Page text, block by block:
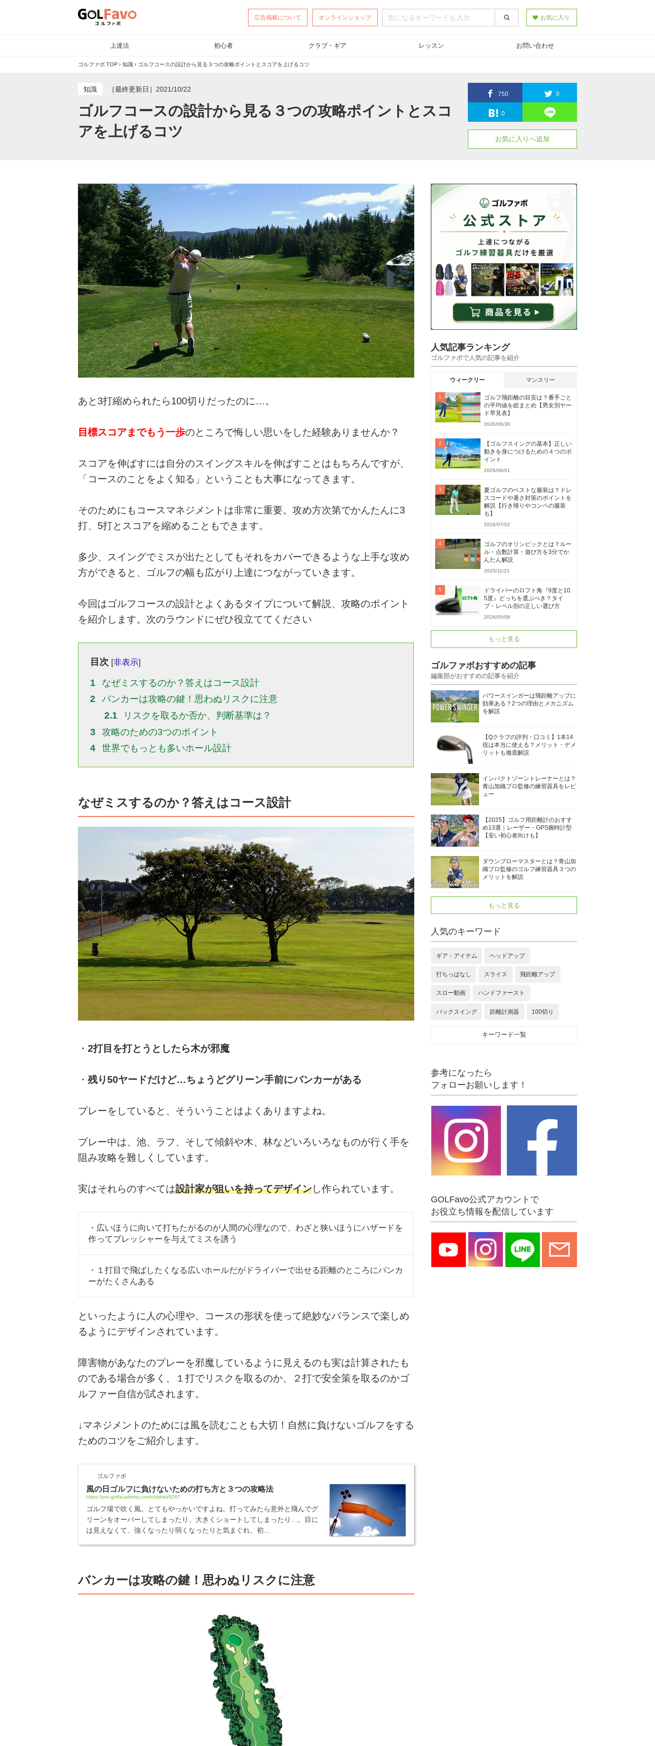
広告掲載について オンラインショップ お気に入り
上達法 初心者 クラブ・ギア レッスン お問い合わせ
ゴルファボ TOP › 知識 › ゴルフコースの設計から見る３つの攻略ポイントとスコアを上げるコツ
知識 ［最終更新日］2021/10/22
ゴルフコースの設計から見る３つの攻略ポイントとスコ
アを上げるコツ
750 0
0
お気に入りへ追加
あと3打縮められたら100切りだったのに…。
目標スコアまでもう一歩のところで悔しい思いをした経験ありませんか？
スコアを伸ばすには自分のスイングスキルを伸ばすことはもちろんですが、
「コースのことをよく知る」ということも大事になってきます。
そのためにもコースマネジメントは非常に重要。攻め方次第でかんたんに3
打、5打とスコアを縮めることもできます。
多少、スイングでミスが出たとしてもそれをカバーできるような上手な攻め
方ができると、ゴルフの幅も広がり上達につながっていきます。
今回はゴルフコースの設計とよくあるタイプについて解説、攻略のポイント
を紹介します。次のラウンドにぜひ役立ててください
目次 [非表示]
1
なぜミスするのか？答えはコース設計
2
バンカーは攻略の鍵！思わぬリスクに注意
2.1
リスクを取るか否か、判断基準は？
3
攻略のための3つのポイント
4
世界でもっとも多いホール設計
なぜミスするのか？答えはコース設計
・ 2打目を打とうとしたら木が邪魔
・ 残り50ヤードだけど…ちょうどグリーン手前にバンカーがある
プレーをしていると、そういうことはよくありますよね。
プレー中は、池、ラフ、そして傾斜や木、林などいろいろなものが行く手を
阻み攻略を難しくしています。
実はそれらのすべては設計家が狙いを持ってデザインし作られています。
・広いほうに向いて打ちたがるのが人間の心理なので、わざと狭いほうにハザードを
作ってプレッシャーを与えてミスを誘う
・１打目で飛ばしたくなる広いホールだがドライバーで出せる距離のところにバンカ
ーがたくさんある
といったように人の心理や、コースの形状を使って絶妙なバランスで楽しめ
るようにデザインされています。
障害物があなたのプレーを邪魔しているように見えるのも実は計算されたも
のである場合が多く、１打でリスクを取るのか、２打で安全策を取るのかゴ
ルファー自信が試されます。
↓マネジメントのためには風を読むことも大切！自然に負けないゴルフをする
ためのコツをご紹介します。
ゴルファボ
風の日ゴルフに負けないための打ち方と３つの攻略法
https://pro-golfacademy.com/chishiki/8267
ゴルフ場で吹く風。とてもやっかいですよね。打ってみたら意外と飛んでグ
リーンをオーバーしてしまったり、大きくショートしてしまったり…。目に
は見えなくて、強くなったり弱くなったりと気まぐれ、初...
バンカーは攻略の鍵！思わぬリスクに注意
人気記事ランキング
ゴルファボで人気の記事を紹介
ウィークリー マンスリー
ゴルフ飛距離の目安は？番手ごと
の平均値を総まとめ【男女別ヤー
ド早見表】
2026/06/30
【ゴルフスイングの基本】正しい
動きを身につけるための４つのポ
イント
2026/08/01
夏ゴルフのベストな服装は？ドレ
スコードや暑さ対策のポイントを
解説【行き帰りやコンペの服装
も】
2026/07/02
ゴルフのオリンピックとは？ルー
ル・点数計算・遊び方を3分でか
んたん解説
2025/11/21
ドライバーのロフト角『9度と10.
5度』どっちを選ぶべき？タイ
プ・レベル別の正しい選び方
2026/05/08
もっと見る
ゴルファボおすすめの記事
編集部がおすすめの記事を紹介
パワースインガーは飛距離アップに
効果ある？2つの理由とメカニズム
を解説
【Qクラブの評判・口コミ】1本14
役は本当に使える？メリット・デメ
リットも徹底解説
インパクトゾーントレーナーとは？
青山加織プロ監修の練習器具をレビ
ュー
【2025】ゴルフ用距離計のおすす
め13選｜レーザー・GPS腕時計型
【安い初心者向けも】
ダウンブローマスターとは？青山加
織プロ監修のゴルフ練習器具３つの
メリットを解説
もっと見る
人気のキーワード
ギア・アイテム ヘッドアップ
打ちっぱなし スライス 飛距離アップ
スロー動画 ハンドファースト
バックスイング 距離計測器 100切り
キーワード一覧
参考になったら
フォローお願いします！
GOLFavo公式アカウントで
お役立ち情報を配信しています